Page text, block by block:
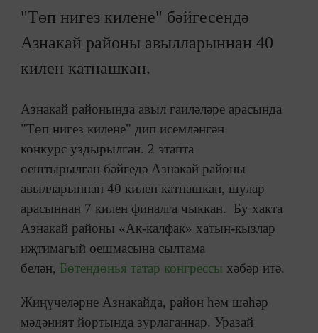
"Төп нигез килене" бәйгесендә
Азнакай районы авылларыннан 40
килен катнашкан.
Азнакай районында авыл гаиләләре арасында
"Төп нигез килене" дип исемләнгән
конкурс уздырылган. 2 этапта
оештырылган бәйгедә Азнакай районы
авылларыннан 40 килен катнашкан, шулар
арасыннан 7 килен финалга чыккан. Бу хакта
Азнакай районы «Ак-калфак» хатын-кызлар
иҗтимагый оешмасына сылтама
белән, Бөтендөнья татар конгрессы хәбәр итә.
Жиңүчеләрне Азнакайда, район һәм шәһәр
мәдәният йортында зурлаганнар. Уразай